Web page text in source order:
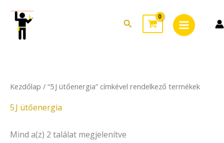
content
Search
Menu
Kezdőlap / “5 J ütőenergia” címkével rendelkező termékek
5 J ütőenergia
Mind a(z) 2 találat megjelenítve
latest